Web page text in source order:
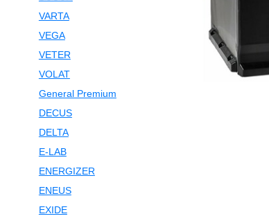
VARTA
VEGA
VETER
VOLAT
General Premium
DECUS
DELTA
E-LAB
ENERGIZER
ENEUS
EXIDE